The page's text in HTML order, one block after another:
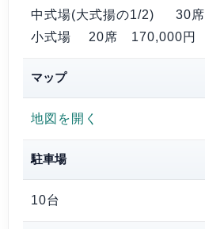
中式場(大式揚の1/2) 30席
小式場 20席 170,000円
マップ
地図を開く
駐車場
10台